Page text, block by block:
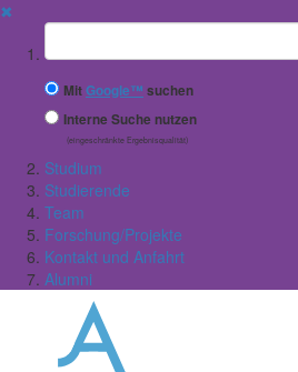
✖
Suchbegriff
MitGoogle™ suchen
Interne Suche nutzen
(eingeschränkte Ergebnisqualität)
Studium
Studierende
Team
Forschung/Projekte
Kontakt und Anfahrt
Alumni